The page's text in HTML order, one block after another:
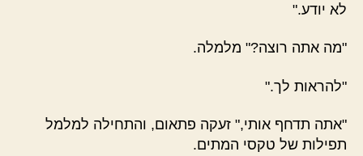
לא יודע."
"מה אתה רוצה?" מלמלה.
"להראות לך."
"אתה תדחף אותי," זעקה פתאום, והתחילה למלמל
תפילות של טקסי המתים.